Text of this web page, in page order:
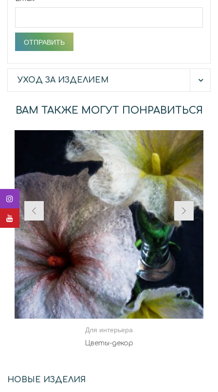
УХОД ЗА ИЗДЕЛИЕМ
ВАМ ТАКЖЕ МОГУТ ПОНРАВИТЬСЯ
Для интерьера
Цветы-декор
НОВЫЕ ИЗДЕЛИЯ